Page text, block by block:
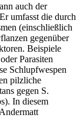
auch der
umfasst die durch
(einschließlich
gegenüber
Beispiele
Parasiten
Schlupfwespen
pilzliche
gegen S.
In diesem